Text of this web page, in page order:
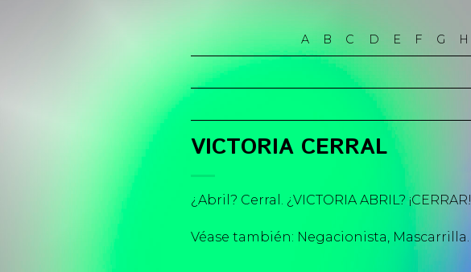
A B C D E F G H
VICTORIA CERRAL
¿Abril? Cerral. ¿VICTORIA ABRIL? ¡CERRAR!
Véase también: Negacionista, Mascarrilla